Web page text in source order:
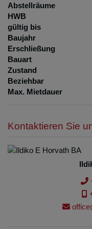
Abstellräume
HWB
gültig bis
Baujahr
Erschließung
Bauart
Zustand
Beziehbar
Max. Mietdauer
Kontaktieren Sie